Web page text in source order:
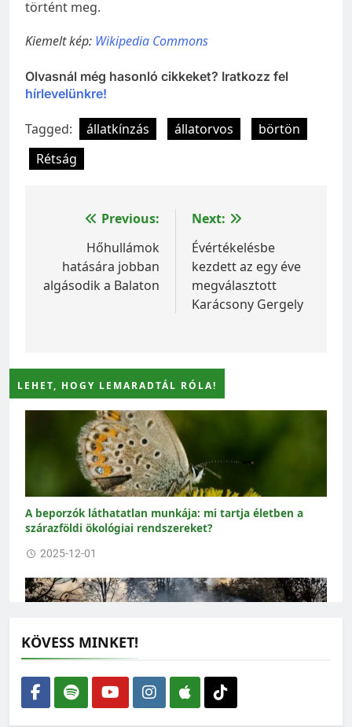
történt meg.
Kiemelt kép: Wikipedia Commons
Olvasnál még hasonló cikkeket? Iratkozz fel
hírlevelünkre!
Tagged: állatkínzás állatorvos
börtön
Rétság
Bejegyzés
navigáció
Previous:
Hőhullámok
hatására jobban
algásodik a Balaton
Next:
Évértékelésbe
kezdett az egy éve
megválasztott
Karácsony Gergely
LEHET, HOGY LEMARADTÁL RÓLA!
A beporzók láthatatlan munkája: mi tartja életben a
szárazföldi ökológiai rendszereket?
2025-12-01
Száraz és lángoló nyár – Már 60 millió négyzetméternyi
terület leégett
KÖVESS MINKET!